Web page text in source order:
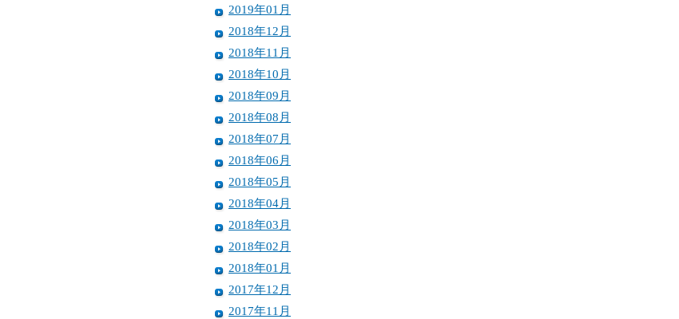
2019年01月
2018年12月
2018年11月
2018年10月
2018年09月
2018年08月
2018年07月
2018年06月
2018年05月
2018年04月
2018年03月
2018年02月
2018年01月
2017年12月
2017年11月